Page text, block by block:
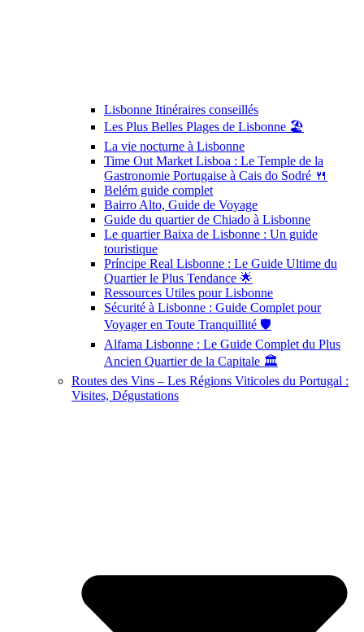
Lisbonne Itinéraires conseillés
Les Plus Belles Plages de Lisbonne 🏖️
La vie nocturne à Lisbonne
Time Out Market Lisboa : Le Temple de la
Gastronomie Portugaise à Cais do Sodré 🍴
Belém guide complet
Bairro Alto, Guide de Voyage
Guide du quartier de Chiado à Lisbonne
Le quartier Baixa de Lisbonne : Un guide
touristique
Príncipe Real Lisbonne : Le Guide Ultime du
Quartier le Plus Tendance 🌟
Ressources Utiles pour Lisbonne
Sécurité à Lisbonne : Guide Complet pour
Voyager en Toute Tranquillité 🛡️
Alfama Lisbonne : Le Guide Complet du Plus
Ancien Quartier de la Capitale 🏛️
Routes des Vins – Les Régions Viticoles du Portugal :
Visites, Dégustations